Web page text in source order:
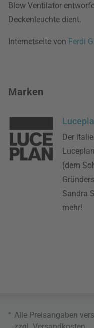
Blow Ventilator
Deckenleuchte dient.
Internetseite von Ferdi
Marken
Der
(dem
Sandra
mehr!
* Alle Preisangaben